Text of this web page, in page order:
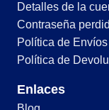
Detalles de la
Contraseña
Política de Envíos
Política de
Enlaces